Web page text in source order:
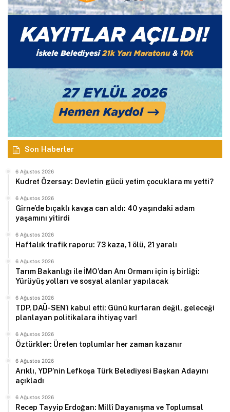
Son Haberler
6 Ağustos 2026
Kudret Özersay: Devletin gücü yetim çocuklara mı yetti?
6 Ağustos 2026
Girne’de bıçaklı kavga can aldı: 40 yaşındaki adam
yaşamını yitirdi
6 Ağustos 2026
Haftalık trafik raporu: 73 kaza, 1 ölü, 21 yaralı
6 Ağustos 2026
Tarım Bakanlığı ile İMO’dan Anı Ormanı için iş birliği:
Yürüyüş yolları ve sosyal alanlar yapılacak
6 Ağustos 2026
TDP, DAÜ-SEN’i kabul etti: Günü kurtaran değil, geleceği
planlayan politikalara ihtiyaç var!
6 Ağustos 2026
Öztürkler: Üreten toplumlar her zaman kazanır
6 Ağustos 2026
Arıklı, YDP’nin Lefkoşa Türk Belediyesi Başkan Adayını
açıkladı
6 Ağustos 2026
Recep Tayyip Erdoğan: Millî Dayanışma ve Toplumsal